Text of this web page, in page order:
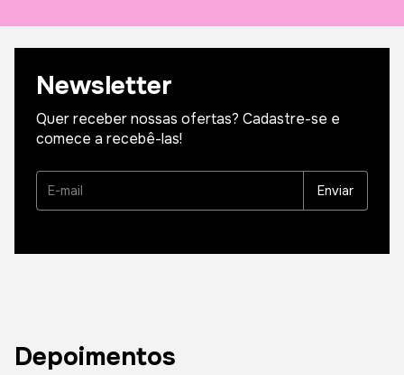
Newsletter
Quer receber nossas ofertas? Cadastre-se e
comece a recebê-las!
Depoimentos